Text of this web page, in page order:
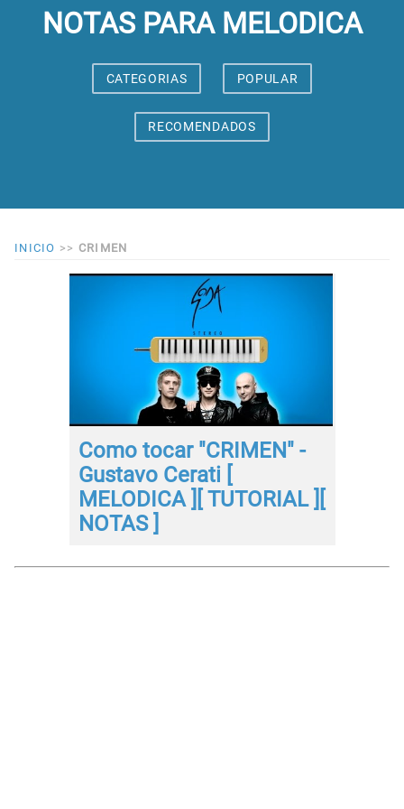
NOTAS PARA MELODICA
CATEGORIAS POPULAR
RECOMENDADOS
INICIO >> CRIMEN
Como tocar "CRIMEN" -
Gustavo Cerati [
MELODICA ][ TUTORIAL ][
NOTAS ]